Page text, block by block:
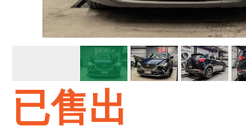
已售出